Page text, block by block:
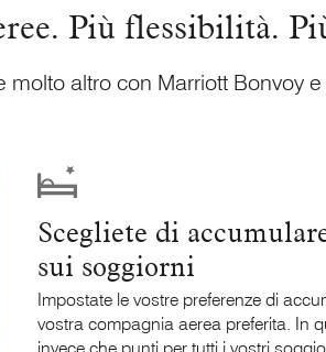
Più flessibilità.
molto altro con Marriott Bonvoy e
Scegliete di
sui soggiorni
Impostate le vostre preferenze di
vostra compagnia aerea preferita. In